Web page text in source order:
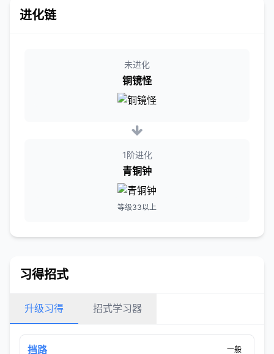
进化链
未进化
铜镜怪
1阶进化
青铜钟
等级33以上
习得招式
升级习得 招式学习器
挡路 一般